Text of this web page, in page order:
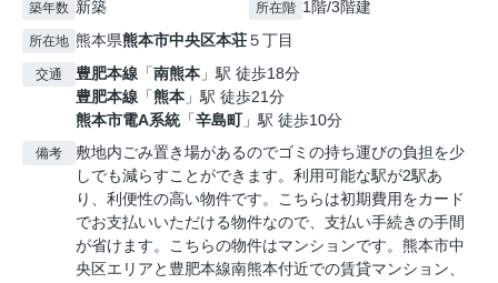
築年数 新築 所在階 1階/3階建
所在地 熊本県熊本市中央区本荘５丁目
交通 豊肥本線 「南熊本 」駅 徒歩18分
豊肥本線 「熊本 」駅 徒歩21分
熊本市電A系統「辛島町」駅 徒歩10分
備考
敷地内ごみ置き場があるのでゴミの持ち運びの負担を少
しでも減らすことができます。利用可能な駅が2駅あ
り、利便性の高い物件です。こちらは初期費用をカード
でお支払いいただける物件なので、支払い手続きの手間
が省けます。こちらの物件はマンションです。熊本市中
央区エリアと豊肥本線南熊本付近での賃貸マンション、